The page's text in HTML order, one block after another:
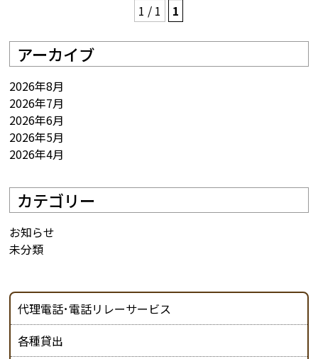
1 / 1 1
アーカイブ
2026年8月
2026年7月
2026年6月
2026年5月
2026年4月
カテゴリー
お知らせ
未分類
代理電話･電話リレーサービス
各種貸出